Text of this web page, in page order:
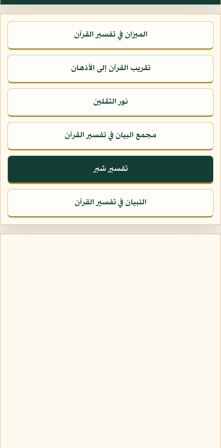
الميزان في تفسير القرآن
تقريب القرآن إلى الأذهان
نور الثقلين
مجمع البيان في تفسير القرآن
تفسير شبر
التبيان في تفسير القرآن